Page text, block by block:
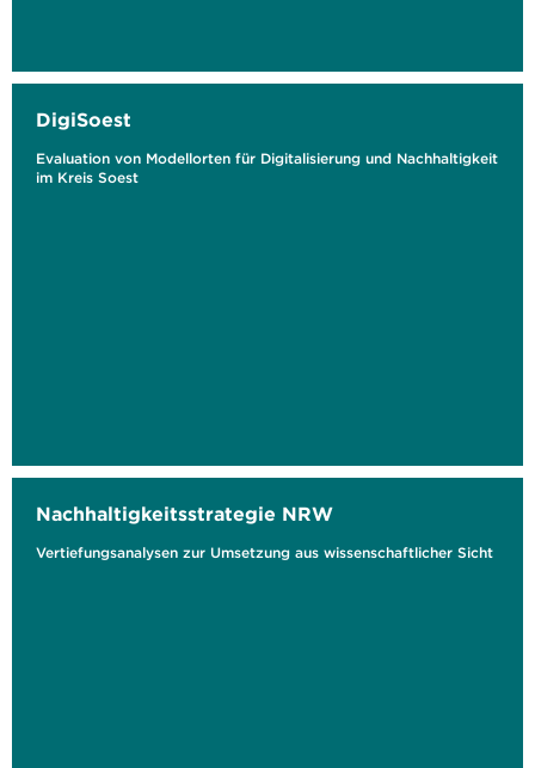
DigiSoest
Evaluation von Modellorten für Digitalisierung und Nachhaltigkeit
im Kreis Soest
Nachhaltigkeitsstrategie NRW
Vertiefungsanalysen zur Umsetzung aus wissenschaftlicher Sicht